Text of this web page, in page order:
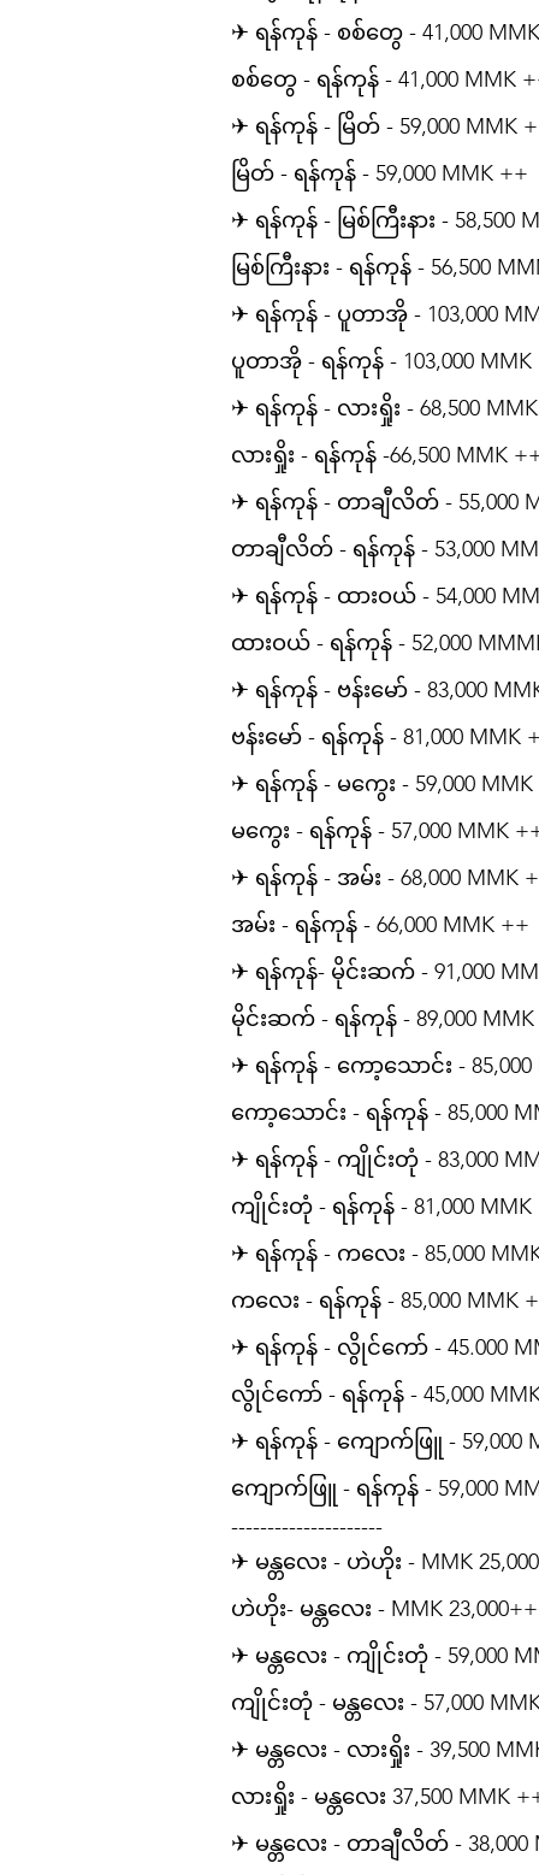
✈ ရန်ကုန် - စစ်တွေ - 41,000
စစ်တွေ - ရန်ကုန် - 41,000 MMK
✈ ရန်ကုန် - မြိတ် - 59,000 MMK
မြိတ် - ရန်ကုန် - 59,000 MMK ++
✈ ရန်ကုန် - မြစ်ကြီးနား - 58,500
မြစ်ကြီးနား - ရန်ကုန် - 56,500
✈ ရန်ကုန် - ပူတာအို - 103,000
ပူတာအို - ရန်ကုန် - 103,000 MMK
✈ ရန်ကုန် - လားရှိုး - 68,500
လားရှိုး - ရန်ကုန် -66,500 MMK
✈ ရန်ကုန် - တာချီလိတ် - 55,000
တာချီလိတ် - ရန်ကုန် - 53,000
✈ ရန်ကုန် - ထားဝယ် - 54,000
ထားဝယ် - ရန်ကုန် - 52,000
✈ ရန်ကုန် - ဗန်းမော် - 83,000
ဗန်းမော် - ရန်ကုန် - 81,000 MMK
✈ ရန်ကုန် - မကွေး - 59,000 MMK
မကွေး - ရန်ကုန် - 57,000 MMK
✈ ရန်ကုန် - အမ်း - 68,000 MMK
အမ်း - ရန်ကုန် - 66,000 MMK ++
✈ ရန်ကုန်- မိုင်းဆက် - 91,000
မိုင်းဆက် - ရန်ကုန် - 89,000 MMK
✈ ရန်ကုန် - ကော့သောင်း - 85,000
ကော့သောင်း - ရန်ကုန် - 85,000
✈ ရန်ကုန် - ကျိုင်းတုံ - 83,000
ကျိုင်းတုံ - ရန်ကုန် - 81,000 MMK
✈ ရန်ကုန် - ကလေး - 85,000
ကလေး - ရန်ကုန် - 85,000 MMK
✈ ရန်ကုန် - လွိုင်ကော် - 45.000
လွိုင်ကော် - ရန်ကုန် - 45,000
✈ ရန်ကုန် - ကျောက်ဖြူ - 59,000
ကျောက်ဖြူ - ရန်ကုန် - 59,000
---------------------
✈ မန္တလေး - ဟဲဟိုး - MMK
ဟဲဟိုး- မန္တလေး - MMK
✈ မန္တလေး - ကျိုင်းတုံ - 59,000
ကျိုင်းတုံ - မန္တလေး - 57,000
✈ မန္တလေး - လားရှိုး - 39,500
လားရှိုး - မန္တလေး 37,500 MMK
✈ မန္တလေး - တာချီလိတ် - 38,000